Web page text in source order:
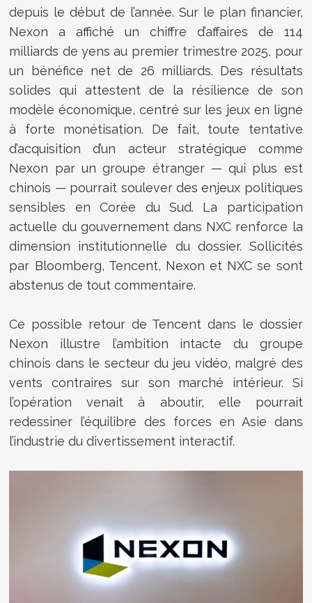
depuis le début de l’année. Sur le plan financier,
Nexon a affiché un chiffre d’affaires de 114
milliards de yens au premier trimestre 2025, pour
un bénéfice net de 26 milliards. Des résultats
solides qui attestent de la résilience de son
modèle économique, centré sur les jeux en ligne
à forte monétisation. De fait, toute tentative
d’acquisition d’un acteur stratégique comme
Nexon par un groupe étranger — qui plus est
chinois — pourrait soulever des enjeux politiques
sensibles en Corée du Sud. La participation
actuelle du gouvernement dans NXC renforce la
dimension institutionnelle du dossier. Sollicités
par Bloomberg, Tencent, Nexon et NXC se sont
abstenus de tout commentaire.
Ce possible retour de Tencent dans le dossier
Nexon illustre l’ambition intacte du groupe
chinois dans le secteur du jeu vidéo, malgré des
vents contraires sur son marché intérieur. Si
l’opération venait à aboutir, elle pourrait
redessiner l’équilibre des forces en Asie dans
l’industrie du divertissement interactif.